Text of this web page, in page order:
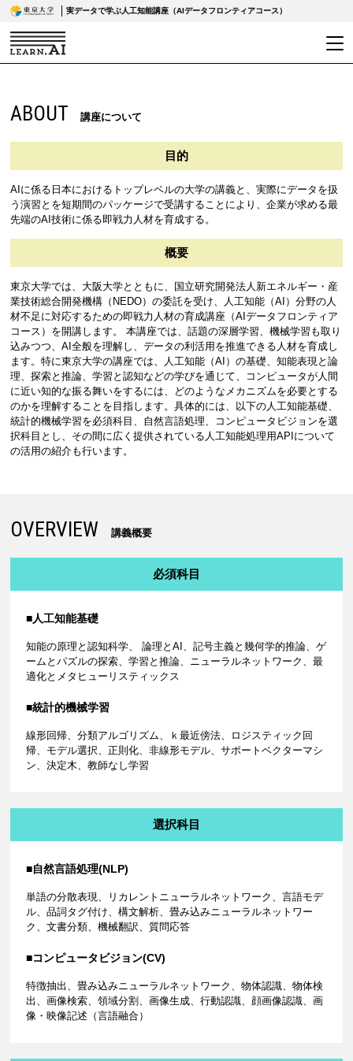
実データで学ぶ人工知能講座（AIデータフロンティアコース）
ABOUT 講座について
目的
AIに係る日本におけるトップレベルの大学の講義と、実際にデータを扱
う演習とを短期間のパッケージで受講することにより、企業が求める最
先端のAI技術に係る即戦力人材を育成する。
概要
東京大学では、大阪大学とともに、国立研究開発法人新エネルギー・産
業技術総合開発機構（NEDO）の委託を受け、人工知能（AI）分野の人
材不足に対応するための即戦力人材の育成講座（AIデータフロンティア
コース）を開講します。 本講座では、話題の深層学習、機械学習も取り
込みつつ、AI全般を理解し、データの利活用を推進できる人材を育成し
ます。特に東京大学の講座では、人工知能（AI）の基礎、知能表現と論
理、探索と推論、学習と認知などの学びを通じて、コンピュータが人間
に近い知的な振る舞いをするには、どのようなメカニズムを必要とする
のかを理解することを目指します。具体的には、以下の人工知能基礎、
統計的機械学習を必須科目、自然言語処理、コンピュータビジョンを選
択科目とし、その間に広く提供されている人工知能処理用APIについて
の活用の紹介も行います。
OVERVIEW 講義概要
必須科目
■人工知能基礎
知能の原理と認知科学、 論理とAI、記号主義と幾何学的推論、ゲ
ームとパズルの探索、学習と推論、ニューラルネットワーク、最
適化とメタヒューリスティックス
■統計的機械学習
線形回帰、分類アルゴリズム、ｋ最近傍法、ロジスティック回
帰、モデル選択、正則化、非線形モデル、サポートベクターマシ
ン、決定木、教師なし学習
選択科目
■自然言語処理(NLP)
単語の分散表現、リカレントニューラルネットワーク、言語モデ
ル、品詞タグ付け、構文解析、畳み込みニューラルネットワー
ク、文書分類、機械翻訳、質問応答
■コンピュータビジョン(CV)
特徴抽出、畳み込みニューラルネットワーク、物体認識、物体検
出、画像検索、領域分割、画像生成、行動認識、顔画像認識、画
像・映像記述（言語融合）